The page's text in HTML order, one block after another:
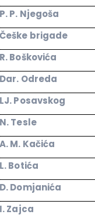
P. P. Njegoša
Češke brigade
R. Boškovića
Dar. Odreda
LJ. Posavskog
N. Tesle
A. M. Kačića
L. Botića
D. Domjanića
I. Zajca